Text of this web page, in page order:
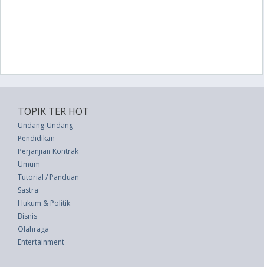
TOPIK TER HOT
Undang-Undang
Pendidikan
Perjanjian Kontrak
Umum
Tutorial / Panduan
Sastra
Hukum & Politik
Bisnis
Olahraga
Entertainment